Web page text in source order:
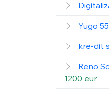
Yugo 55
kre-dit
Reno
1200 eur